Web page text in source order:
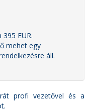
EUR.
mehet egy
áll.
profi vezetővel és a